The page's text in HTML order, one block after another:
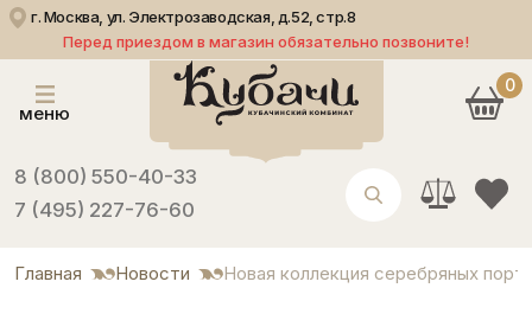
г. Москва, ул. Электрозаводская, д.52, стр.8
Перед приездом в магазин обязательно позвоните!
меню
8 (800) 550-40-33
7 (495) 227-76-60
0
Главная Новости Новая коллекция серебряных